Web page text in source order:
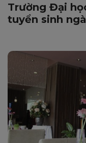
Trường Đại
tuyển sinh